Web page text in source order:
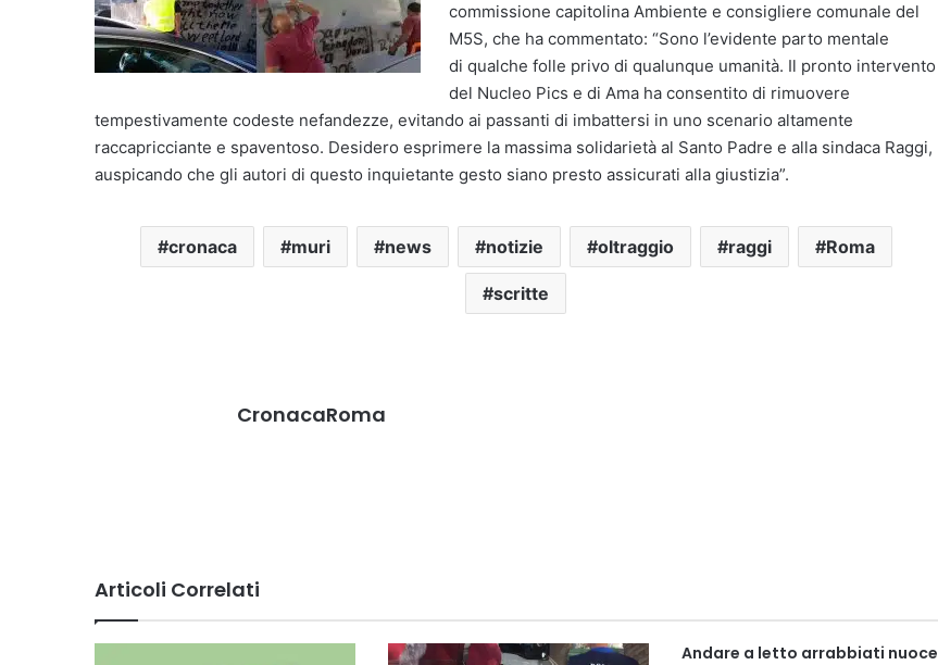
commissione capitolina Ambiente e consigliere comunale del
M5S, che ha commentato: “Sono l’evidente parto mentale
di qualche folle privo di qualunque umanità. Il pronto intervento
del Nucleo Pics e di Ama ha consentito di rimuovere
tempestivamente codeste nefandezze, evitando ai passanti di imbattersi in uno scenario altamente
raccapricciante e spaventoso. Desidero esprimere la massima solidarietà al Santo Padre e alla sindaca Raggi,
auspicando che gli autori di questo inquietante gesto siano presto assicurati alla giustizia”.
cronaca muri news notizie oltraggio raggi Roma
scritte
CronacaRoma
Articoli Correlati
Andare a letto arrabbiati nuoce